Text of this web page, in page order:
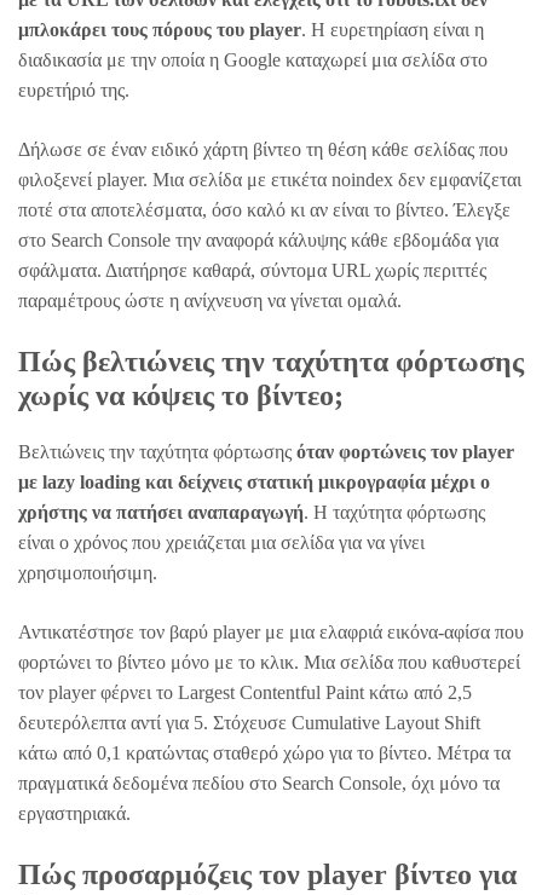
μπλοκάρει τους πόρους του player. Η ευρετηρίαση είναι η
διαδικασία με την οποία η Google καταχωρεί μια σελίδα στο
ευρετήριό της.
Δήλωσε σε έναν ειδικό χάρτη βίντεο τη θέση κάθε σελίδας που
φιλοξενεί player. Μια σελίδα με ετικέτα noindex δεν εμφανίζεται
ποτέ στα αποτελέσματα, όσο καλό κι αν είναι το βίντεο. Έλεγξε
στο Search Console την αναφορά κάλυψης κάθε εβδομάδα για
σφάλματα. Διατήρησε καθαρά, σύντομα URL χωρίς περιττές
παραμέτρους ώστε η ανίχνευση να γίνεται ομαλά.
Πώς βελτιώνεις την ταχύτητα φόρτωσης
χωρίς να κόψεις το βίντεο;
Βελτιώνεις την ταχύτητα φόρτωσης όταν φορτώνεις τον player
με lazy loading και δείχνεις στατική μικρογραφία μέχρι ο
χρήστης να πατήσει αναπαραγωγή. Η ταχύτητα φόρτωσης
είναι ο χρόνος που χρειάζεται μια σελίδα για να γίνει
χρησιμοποιήσιμη.
Αντικατέστησε τον βαρύ player με μια ελαφριά εικόνα-αφίσα που
φορτώνει το βίντεο μόνο με το κλικ. Μια σελίδα που καθυστερεί
τον player φέρνει το Largest Contentful Paint κάτω από 2,5
δευτερόλεπτα αντί για 5. Στόχευσε Cumulative Layout Shift
κάτω από 0,1 κρατώντας σταθερό χώρο για το βίντεο. Μέτρα τα
πραγματικά δεδομένα πεδίου στο Search Console, όχι μόνο τα
εργαστηριακά.
Πώς προσαρμόζεις τον player βίντεο για